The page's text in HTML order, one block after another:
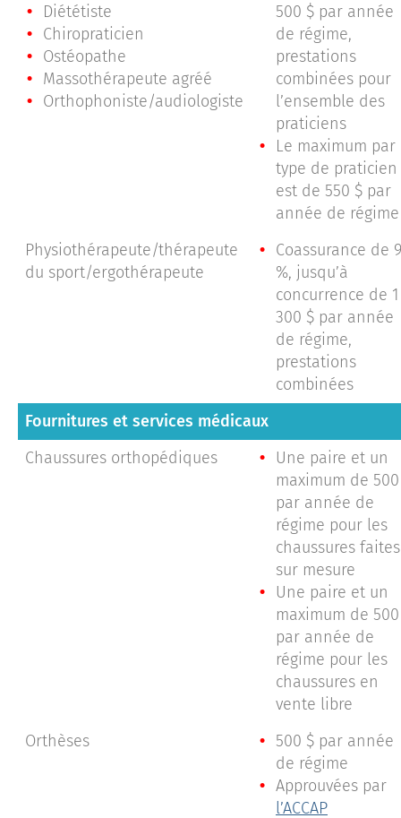
Diététiste
Chiropraticien
Ostéopathe
Massothérapeute agréé
Orthophoniste/audiologiste
500 $ par année
de régime,
prestations
combinées pour
l’ensemble des
praticiens
Le maximum par
type de praticien
est de 550 $ par
année de régime
Physiothérapeute/thérapeute
du sport/ergothérapeute
Coassurance de
%, jusqu’à
concurrence de 1
300 $ par année
de régime,
prestations
combinées
Fournitures et services médicaux
Chaussures orthopédiques
Une paire et un
maximum de
par année de
régime pour les
chaussures faites
sur mesure
Une paire et un
maximum de
par année de
régime pour les
chaussures en
vente libre
Orthèses
500 $ par année
de régime
Approuvées par
l’ACCAP